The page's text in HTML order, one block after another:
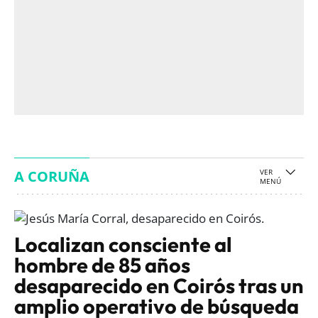
A CORUÑA
Localizan consciente al
hombre de 85 años
desaparecido en Coirós tras un
amplio operativo de búsqueda